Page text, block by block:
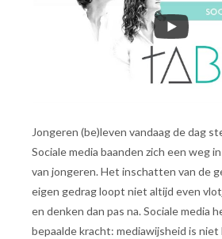
Jongeren (be)leven vandaag de dag
Sociale media baanden zich een weg
van jongeren. Het inschatten van de
eigen gedrag loopt niet altijd even
en denken dan pas na. Sociale media
bepaalde kracht: mediawijsheid is niet